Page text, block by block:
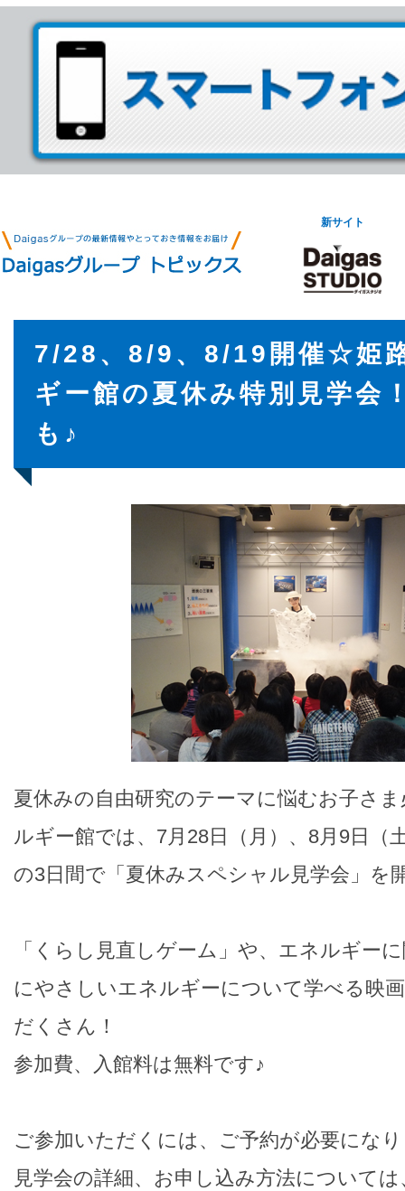
新サイト
7/28、8/9、8/19開催☆姫
ギー館の夏休み特別見学会
も♪
夏休みの自由研究のテーマに悩むお子さ
ルギー館では、7月28日（月）、8月9日（
の3日間で「夏休みスペシャル見学会」を
「くらし見直しゲーム」や、エネルギー
にやさしいエネルギーについて学べる映
だくさん！
参加費、入館料は無料です♪
ご参加いただくには、ご予約が必要にな
見学会の詳細、お申し込み方法について